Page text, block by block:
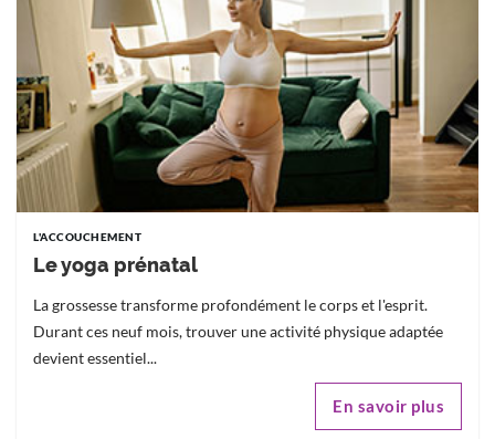
L'ACCOUCHEMENT
Le yoga prénatal
La grossesse transforme profondément le corps et l'esprit.
Durant ces neuf mois, trouver une activité physique adaptée
devient essentiel...
En savoir plus